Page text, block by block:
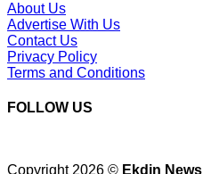
About Us
Advertise With Us
Contact Us
Privacy Policy
Terms and Conditions
FOLLOW US
Copyright 2026 © Ekdin News